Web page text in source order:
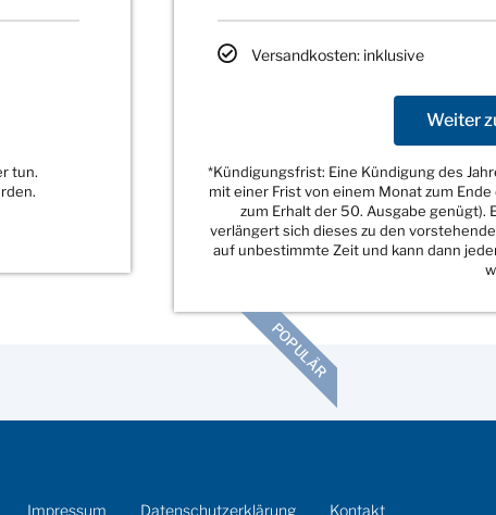
tun.
Versandkosten: inklusive
Weiter
*Kündigungsfrist: Eine Kündigung des
mit einer Frist von einem Monat zum
zum Erhalt der 50. Ausgabe
verlängert sich dieses zu den
auf unbestimmte Zeit und kann dann
POPULÄR
Impressum Datenschutzerklärung Kontakt